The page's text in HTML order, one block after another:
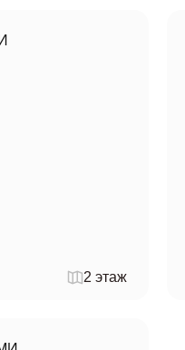
2 этаж